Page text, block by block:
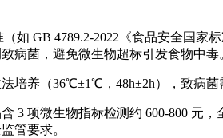
如 GB 4789.2-2022《食品安全国
病菌，避免微生物超标引发食物中毒
培养（36℃±1℃，48h±2h），致病
3 项微生物指标检测约 600-800 元
管要求。